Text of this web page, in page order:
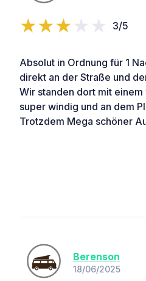
3/5
Absolut in Ordnung für 1
direkt an der Straße und
Wir standen dort mit
super windig und an dem
Trotzdem Mega schöner
Berenson
18/06/2025